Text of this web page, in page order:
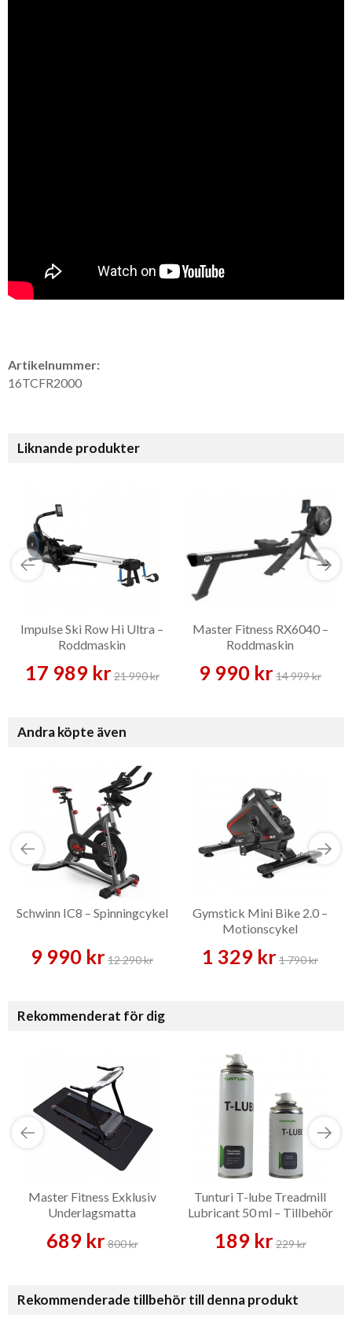
Artikelnummer:
16TCFR2000
Liknande produkter
Impulse Ski Row Hi Ultra –
Roddmaskin
17 989 kr21 990 kr
Master Fitness RX6040 –
Roddmaskin
9 990 kr14 999 kr
Andra köpte även
Schwinn IC8 – Spinningcykel
9 990 kr12 290 kr
Gymstick Mini Bike 2.0 –
Motionscykel
1 329 kr1 790 kr
Rekommenderat för dig
Master Fitness Exklusiv
Underlagsmatta
689 kr800 kr
Tunturi T-lube Treadmill
Lubricant 50 ml – Tillbehör
189 kr229 kr
Rekommenderade tillbehör till denna produkt